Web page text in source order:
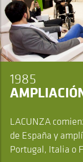
1985
LACUNZA
de España y
Portugal, Italia o